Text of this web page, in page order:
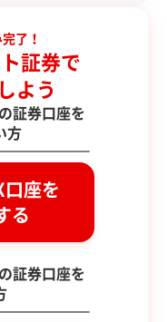
了！
証券で
よう
証券口座を
方
口座を
る
証券口座を